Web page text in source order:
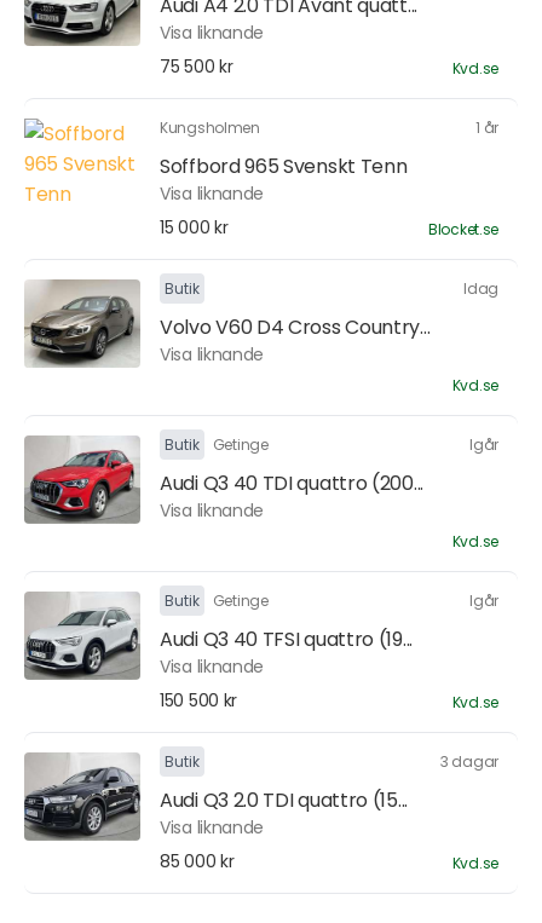
Visa liknande
75 500 kr
Kvd.se
Kungsholmen 1 år
Soffbord 965 Svenskt Tenn
Visa liknande
15 000 kr
Blocket.se
Butik Idag
Volvo V60 D4 Cross Country...
Visa liknande
Kvd.se
Butik Getinge Igår
Audi Q3 40 TDI quattro (200...
Visa liknande
Kvd.se
Butik Getinge Igår
Audi Q3 40 TFSI quattro (19...
Visa liknande
150 500 kr
Kvd.se
Butik 3 dagar
Audi Q3 2.0 TDI quattro (15...
Visa liknande
85 000 kr
Kvd.se